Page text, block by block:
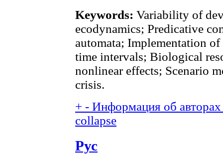
Keywords: Variability of
ecodynamics; Predicative
automata; Implementation
time intervals; Biological
nonlinear effects; Scenario
crisis.
+ - Информация об
collapse
Рус